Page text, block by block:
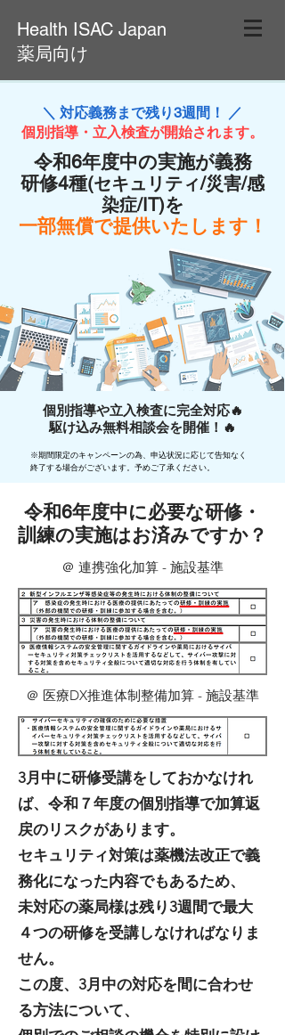
Health ISAC Japan
薬局向け
＼ 対応義務まで残り3週間！ ／
個別指導・立入検査が開始されます。
令和6年度中の実施が義務
研修4種(セキュリティ/災害/感
染症/IT)を
一部無償で提供いたします！
​​個別指導や立入検査に完全対応🔥
駆け込み無料相談会を開催！🔥
※期間限定のキャンペーンの為、申込状況に応じて告知なく
終了する場合がございます。​予めご了承ください。
令和6年度中に必要な研修・
訓練の実施はお済みですか？
＠ 連携強化加算 - 施設基準
＠ 医療DX推進体制整備加算 - 施設基準
3月中に研修受講をしておかなけれ
ば、令和７年度の個別指導で加算返
戻のリスクがあります。
セキュリティ対策は薬機法改正で義
務化になった内容でもあるため、
未対応の薬局様は残り3週間で最大
４つの研修を受講しなければなりま
せん。
この度、3月中の対応を間に合わせ
る方法について、